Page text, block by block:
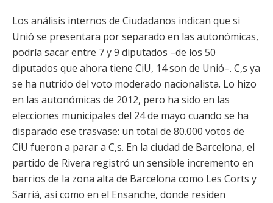
Los análisis internos de Ciudadanos indican que si
Unió se presentara por separado en las autonómicas,
podría sacar entre 7 y 9 diputados –de los 50
diputados que ahora tiene CiU, 14 son de Unió–. C,s ya
se ha nutrido del voto moderado nacionalista. Lo hizo
en las autonómicas de 2012, pero ha sido en las
elecciones municipales del 24 de mayo cuando se ha
disparado ese trasvase: un total de 80.000 votos de
CiU fueron a parar a C,s. En la ciudad de Barcelona, el
partido de Rivera registró un sensible incremento en
barrios de la zona alta de Barcelona como Les Corts y
Sarriá, así como en el Ensanche, donde residen